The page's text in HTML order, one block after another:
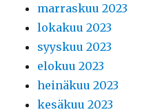
marraskuu 2023
lokakuu 2023
syyskuu 2023
elokuu 2023
heinäkuu 2023
kesäkuu 2023